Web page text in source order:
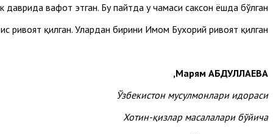
даврида вафот этган. Бу пайтда у чамаси саксон ёшда бўлган.
ривоят қилган. Улардан бирини Имом Бухорий ривоят қилган.
Марям АБДУЛЛАЕВА,
Ўзбекистон мусулмонлари идораси
Хотин-қизлар масалалари бўйича